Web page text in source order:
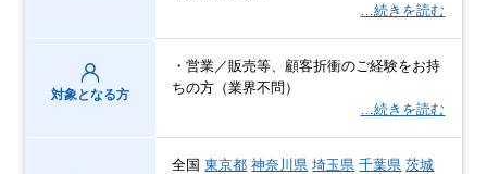
…続きを読む
対象となる方
・営業／販売等、顧客折衝のご経験をお持
ちの方（業界不問）
…続きを読む
全国東京都 神奈川県 埼玉県 千葉県 茨城